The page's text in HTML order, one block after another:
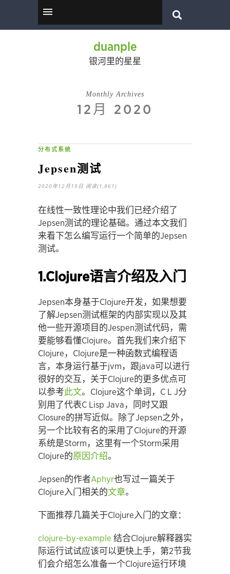
duanple
银河里的星星
Monthly Archives
12月 2020
分布式系统
Jepsen测试
2020年12月19日 阅读(1,861)
在线性一致性理论中我们已经介绍了
Jepsen测试的理论基础。通过本文我们
来看下怎么编写运行一个简单的Jepsen
测试。
1.Clojure语言介绍及入门
Jepsen本身基于Clojure开发，如果想要
了解Jepsen测试框架的内部实现以及其
他一些开源项目的Jespen测试代码，需
要能够看懂Clojure。首先我们来介绍下
Clojure，Clojure是一种函数式编程语
言，本身运行基于jvm，跟java可以进行
很好的交互，关于Clojure的更多优点可
以参考此文。Clojure这个单词，C L J分
别用了代表C Lisp Java，同时又跟
Closure的拼写近似。除了Jepsen之外，
另一个比较有名的采用了Clojure的开源
系统是Storm，这里有一个Storm采用
Clojure的原因介绍。
Jepsen的作者Aphyr也写过一篇关于
Clojure入门相关的文章。
下面推荐几篇关于Clojure入门的文章：
clojure-by-example 结合Clojure解释器实
际运行试试应该可以更快上手，第2节我
们会介绍怎么准备一个Clojure运行环境